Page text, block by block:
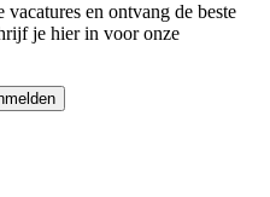
en ontvang de beste
je hier in voor onze